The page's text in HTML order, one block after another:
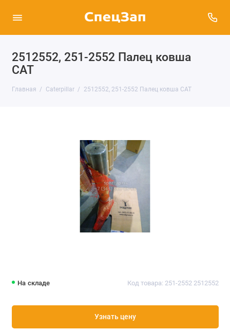
2512552, 251-2552 Палец ковша
CAT
Главная Caterpillar 2512552, 251-2552 Палец ковша CAT
На складе Код товара: 251-2552 2512552
Узнать цену